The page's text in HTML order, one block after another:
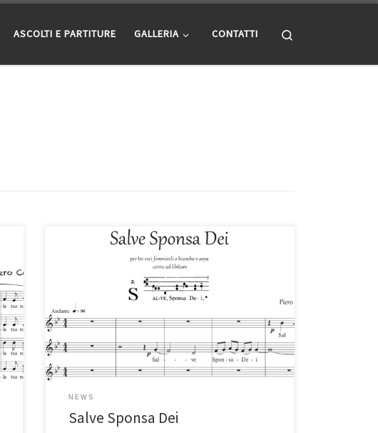
ASCOLTI E PARTITURE GALLERIA CONTATTI
NEWS
Salve Sponsa Dei